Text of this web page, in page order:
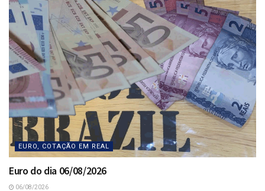
EURO, COTAÇÃO EM REAL
Euro do dia 06/08/2026
06/08/2026